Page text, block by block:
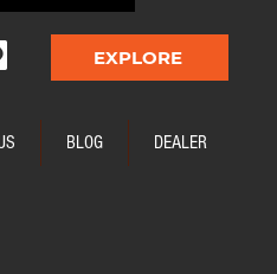
EXPLORE
BLOG DEALER